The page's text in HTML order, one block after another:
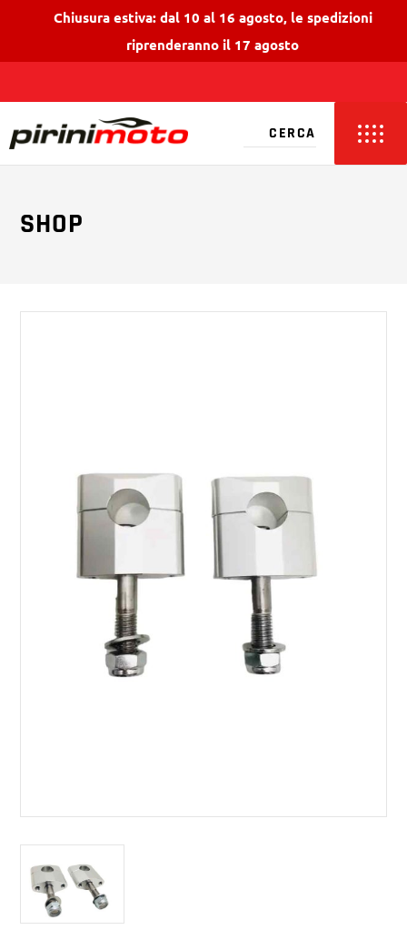
Chiusura estiva: dal 10 al 16 agosto, le spedizioni
riprenderanno il 17 agosto
SHOP